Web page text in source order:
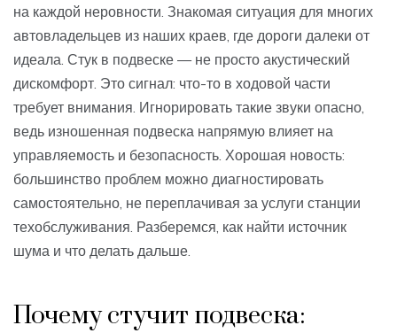
на каждой неровности. Знакомая ситуация для многих
автовладельцев из наших краев, где дороги далеки от
идеала. Стук в подвеске — не просто акустический
дискомфорт. Это сигнал: что-то в ходовой части
требует внимания. Игнорировать такие звуки опасно,
ведь изношенная подвеска напрямую влияет на
управляемость и безопасность. Хорошая новость:
большинство проблем можно диагностировать
самостоятельно, не переплачивая за услуги станции
техобслуживания. Разберемся, как найти источник
шума и что делать дальше.
Почему стучит подвеска: